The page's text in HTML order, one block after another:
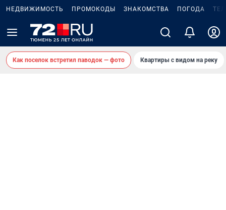
НЕДВИЖИМОСТЬ ПРОМОКОДЫ ЗНАКОМСТВА ПОГОДА
Как поселок встретил паводок — фото Квартиры с видом на реку